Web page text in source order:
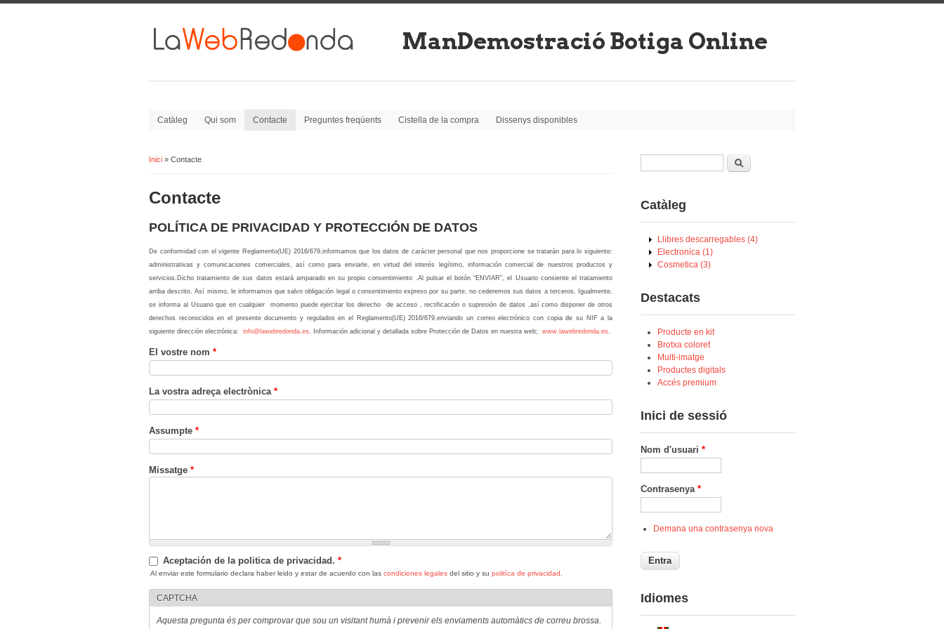
ManDemostració Botiga Online
Catàleg Qui som Contacte Preguntes freqüents Cistella de la compra Dissenys disponibles
Inici » Contacte
Contacte
POLÍTICA DE PRIVACIDAD Y PROTECCIÓN DE DATOS
De conformidad con el vigente Reglamento(UE) 2016/679,informamos que los datos de carácter personal que nos proporcione se tratarán para lo siguiente:
administrativas y comunicaciones comerciales, así como para enviarle, en virtud del interés legítimo, información comercial de nuestros productos y
servicios.Dicho tratamiento de sus datos estará amparado en su propio consentimiento .Al pulsar el botón “ENVIAR”, el Usuario consiente el tratamiento
arriba descrito. Así mismo, le informamos que salvo obligación legal o consentimiento expreso por su parte, no cederemos sus datos a terceros. Igualmente,
se informa al Usuario que en cualquier momento puede ejercitar los derecho de acceso , rectificación o supresión de datos ,así como disponer de otros
derechos reconocidos en el presente documento y regulados en el Reglamento(UE) 2016/679,enviando un correo electrónico con copia de su NIF a la
siguiente dirección electrónica: info@lawebredonda.es . Información adicional y detallada sobre Protección de Datos en nuestra web; www.lawebredonda.es
El vostre nom *
La vostra adreça electrònica *
Assumpte *
Missatge *
Aceptación de la politica de privacidad. *
Al enviar este formulario declara haber leido y estar de acuerdo con las condiciones legales del sitio y su politíca de privacidad
CAPTCHA
Aquesta pregunta és per comprovar que sou un visitant humà i prevenir els enviaments automàtics de correu brossa.
Formulari de cerca
Cerca
Catàleg
Llibres descarregables (4)
Electronica (1)
Cosmetica (3)
Destacats
Producte en kit
Brotxa coloret
Multi-imatge
Productes digitals
Accés premium
Inici de sessió
Nom d'usuari *
Contrasenya *
Demana una contrasenya nova
Idiomes